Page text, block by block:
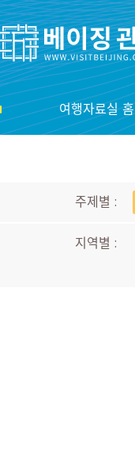
여행자료실 홈
주제별 :
지역별 :